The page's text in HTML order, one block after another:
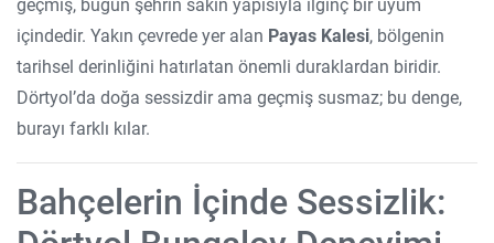
geçmiş, bugün şehrin sakin yapısıyla ilginç bir uyum
içindedir. Yakın çevrede yer alan Payas Kalesi, bölgenin
tarihsel derinliğini hatırlatan önemli duraklardan biridir.
Dörtyol’da doğa sessizdir ama geçmiş susmaz; bu denge,
burayı farklı kılar.
Bahçelerin İçinde Sessizlik: